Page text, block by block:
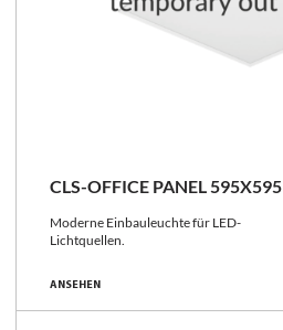
CLS-OFFICE PANEL 595X595
Moderne Einbauleuchte für LED-
Lichtquellen.
ANSEHEN